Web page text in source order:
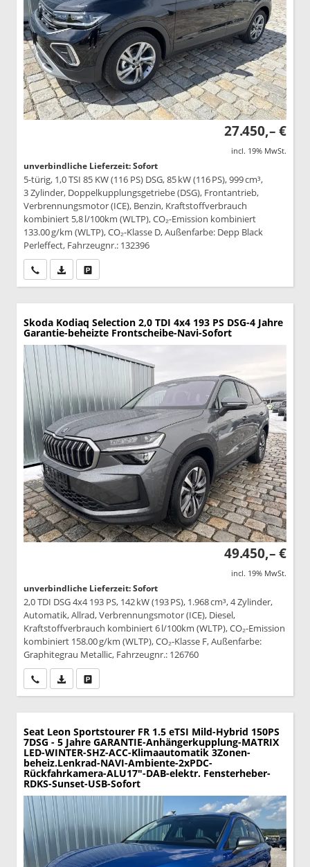
27.450,– €
incl. 19% MwSt.
unverbindliche Lieferzeit: Sofort
5-türig, 1,0 TSI 85 KW (116 PS) DSG, 85 kW (116 PS), 999 cm³,
3 Zylinder, Doppelkupplungsgetriebe (DSG), Frontantrieb,
Verbrennungsmotor (ICE), Benzin, Kraftstoffverbrauch
kombiniert 5,8 l/100km (WLTP), CO₂-Emission kombiniert
133.00 g/km (WLTP), CO₂-Klasse D, Außenfarbe: Depp Black
Perleffect, Fahrzeugnr.: 132396
Wir rufen Sie anPDF-Datei, Fahrzeugexposé drucken
Skoda Kodiaq Selection 2,0 TDI 4x4 193 PS DSG-4 Jahre
Garantie-beheizte Frontscheibe-Navi-Sofort
49.450,– €
incl. 19% MwSt.
unverbindliche Lieferzeit: Sofort
2,0 TDI DSG 4x4 193 PS, 142 kW (193 PS), 1.968 cm³, 4 Zylinder,
Automatik, Allrad, Verbrennungsmotor (ICE), Diesel,
Kraftstoffverbrauch kombiniert 6 l/100km (WLTP), CO₂-Emission
kombiniert 158.00 g/km (WLTP), CO₂-Klasse F, Außenfarbe:
Graphitegrau Metallic, Fahrzeugnr.: 126760
Wir rufen Sie anPDF-Datei, Fahrzeugexposé drucken
Seat Leon Sportstourer FR 1.5 eTSI Mild-Hybrid 150PS
7DSG - 5 Jahre GARANTIE-Anhängerkupplung-MATRIX
LED-WINTER-SHZ-ACC-Klimaautomatik 3Zonen-
beheiz.Lenkrad-NAVI-Ambiente-2xPDC-
Rückfahrkamera-ALU17"-DAB-elektr. Fensterheber-
RDKS-Sunset-USB-Sofort